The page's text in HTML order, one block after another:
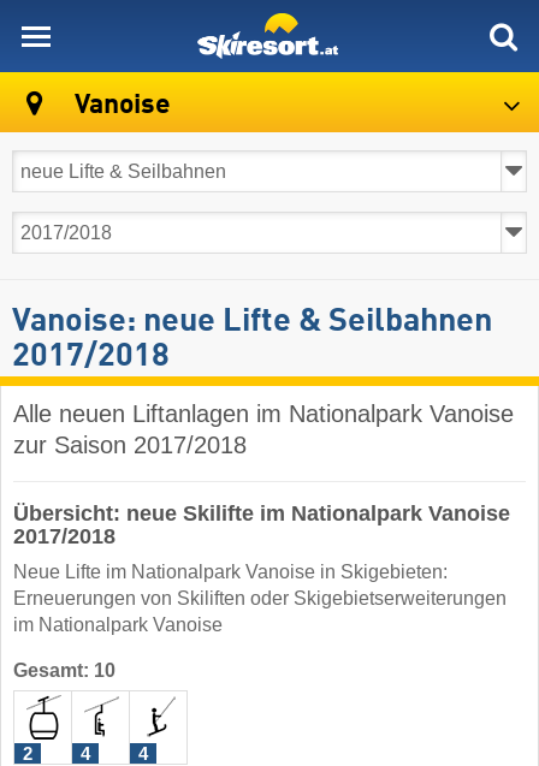
Vanoise
Vanoise: neue Lifte & Seilbahnen
2017/2018
Alle neuen Liftanlagen im Nationalpark Vanoise
zur Saison 2017/2018
Übersicht: neue Skilifte im Nationalpark Vanoise
2017/2018
Neue Lifte im Nationalpark Vanoise in Skigebieten:
Erneuerungen von Skiliften oder Skigebietserweiterungen
im Nationalpark Vanoise
Gesamt: 10
2 4 4